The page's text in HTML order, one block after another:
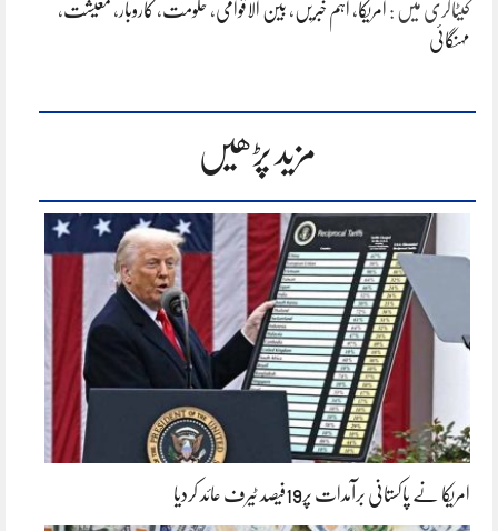
کیٹاگری میں : امریکا، اہم خبریں، بین الاقوامی، حکومت، کاروبار، معیشت،
مہنگائی
مزید پڑھیں
امریکا نے پاکستانی برآمدات پر19فیصد ٹیرف عائد کردیا